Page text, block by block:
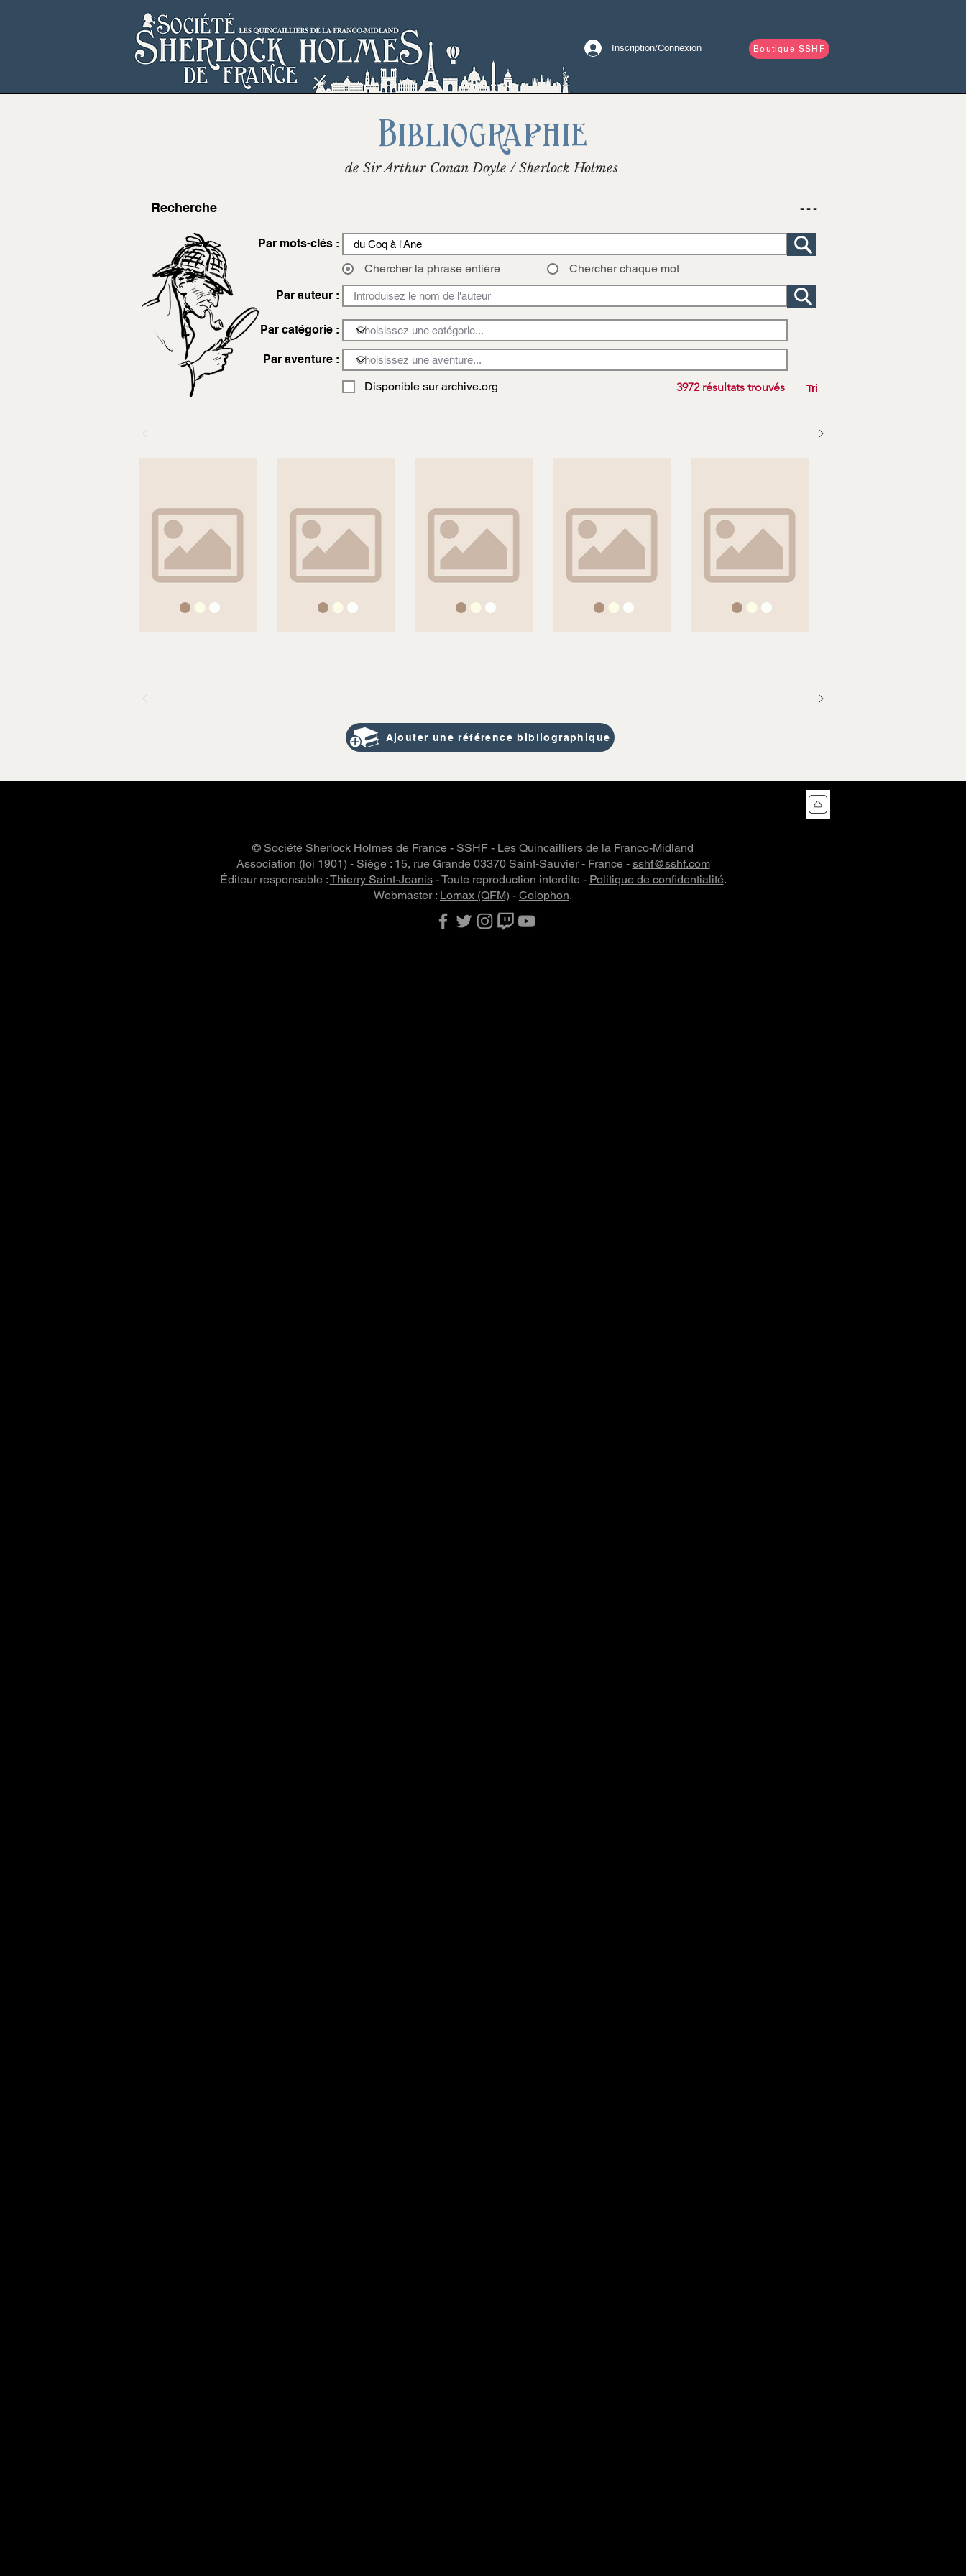
Boutique SSHF
Inscription/Connexion
Bibliographie
de Sir Arthur Conan Doyle / Sherlock Holmes
Recherche - - -
Par mots-clés :
Par auteur :
Par catégorie :
Par aventure :
Chercher la phrase entière Chercher chaque mot
Disponible sur archive.org 3972 résultats trouvés Tri
Ajouter une référence bibliographique
© Société Sherlock Holmes de France - SSHF - Les Quincailliers de la Franco-Midland
Association (loi 1901) - Siège : 15, rue Grande 03370 Saint-Sauvier - France - sshf@sshf.com
Éditeur responsable :Thierry Saint-Joanis- Toute reproduction interdite - Politique de confidentialité.
Webmaster : Lomax (QFM) - Colophon.